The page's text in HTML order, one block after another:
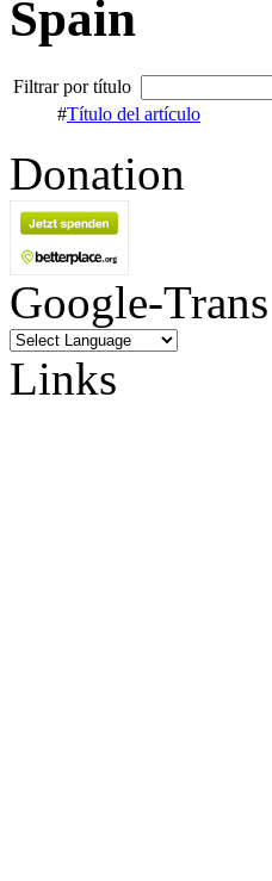
Spain
Filtrar por título
#Título del artículo
Donation
Google-Trans
Links